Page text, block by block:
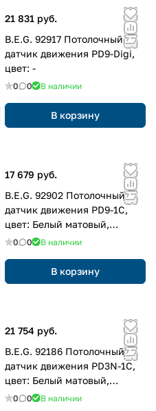
21 831 руб.
B.E.G. 92917 Потолочный
датчик движения PD9-Digi,
цвет: -
0 0 В наличии
В корзину
17 679 руб.
B.E.G. 92902 Потолочный
датчик движения PD9-1C,
цвет: Белый матовый,
похожий RAL9010
0 0 В наличии
В корзину
21 754 руб.
B.E.G. 92186 Потолочный
датчик движения PD3N-1C,
цвет: Белый матовый,
похожий RAL9010
0 0 В наличии